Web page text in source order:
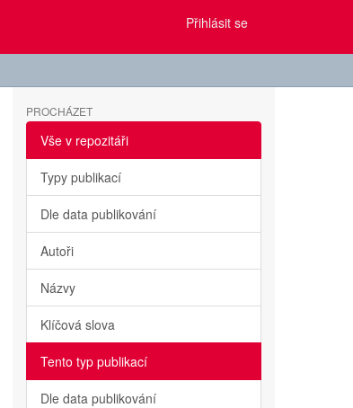
Přihlásit se
PROCHÁZET
Vše v repozitáři
Typy publikací
Dle data publikování
Autoři
Názvy
Klíčová slova
Tento typ publikací
Dle data publikování